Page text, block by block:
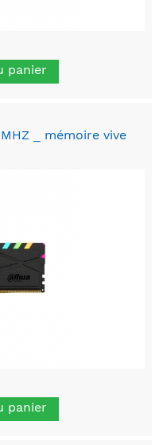
panier
_ mémoire vive
panier